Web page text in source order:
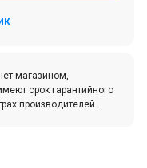
магазином,
срок гарантийного
производителей.